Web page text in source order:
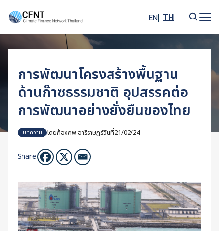
for:
EN TH
การพัฒนาโครงสร้างพื้นฐาน
ด้านก๊าซธรรมชาติ อุปสรรคต่อ
การพัฒนาอย่างยั่งยืนของไทย
บทความ โดยก้องภพ อารีราษฎร์วันที่21/02/24
Share